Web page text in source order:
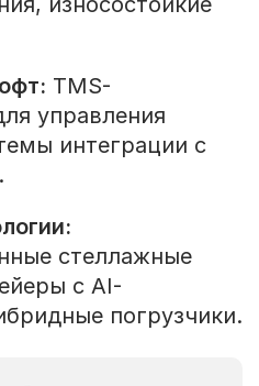
TMS-
управления
интеграции с
стеллажные
с AI-
погрузчики.